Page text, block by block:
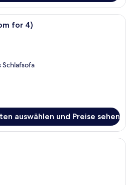
Ein Hotelzimmer mit einem großen
for 4)
Schlafsofa
auswählen und Preise sehen